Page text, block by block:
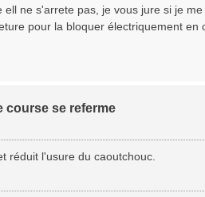
ne s'arrete pas, je vous jure si je
pour la bloquer électriquement en
course se referme
réduit l'usure du caoutchouc.